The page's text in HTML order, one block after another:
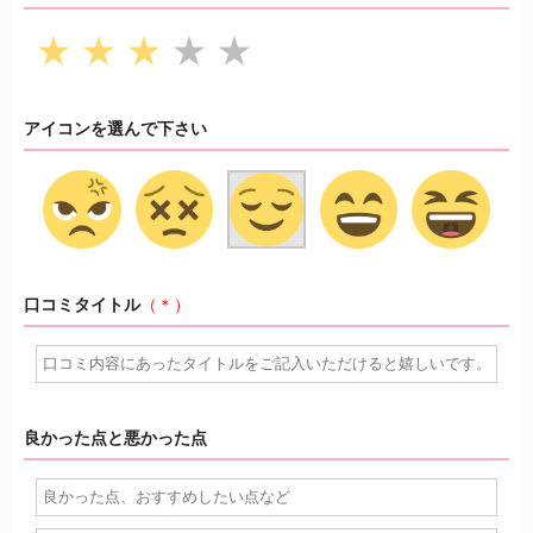
★ ★ ★ ★ ★
アイコンを選んで下さい
口コミタイトル（＊）
良かった点と悪かった点